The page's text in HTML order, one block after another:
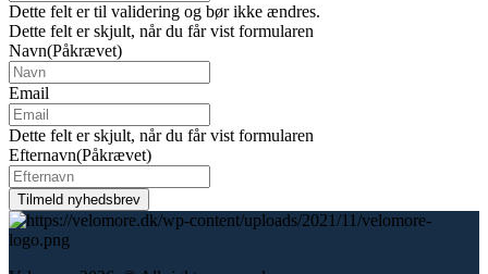
Dette felt er til validering og bør ikke ændres.
Dette felt er skjult, når du får vist formularen
Navn(Påkrævet)
Email
Dette felt er skjult, når du får vist formularen
Efternavn(Påkrævet)